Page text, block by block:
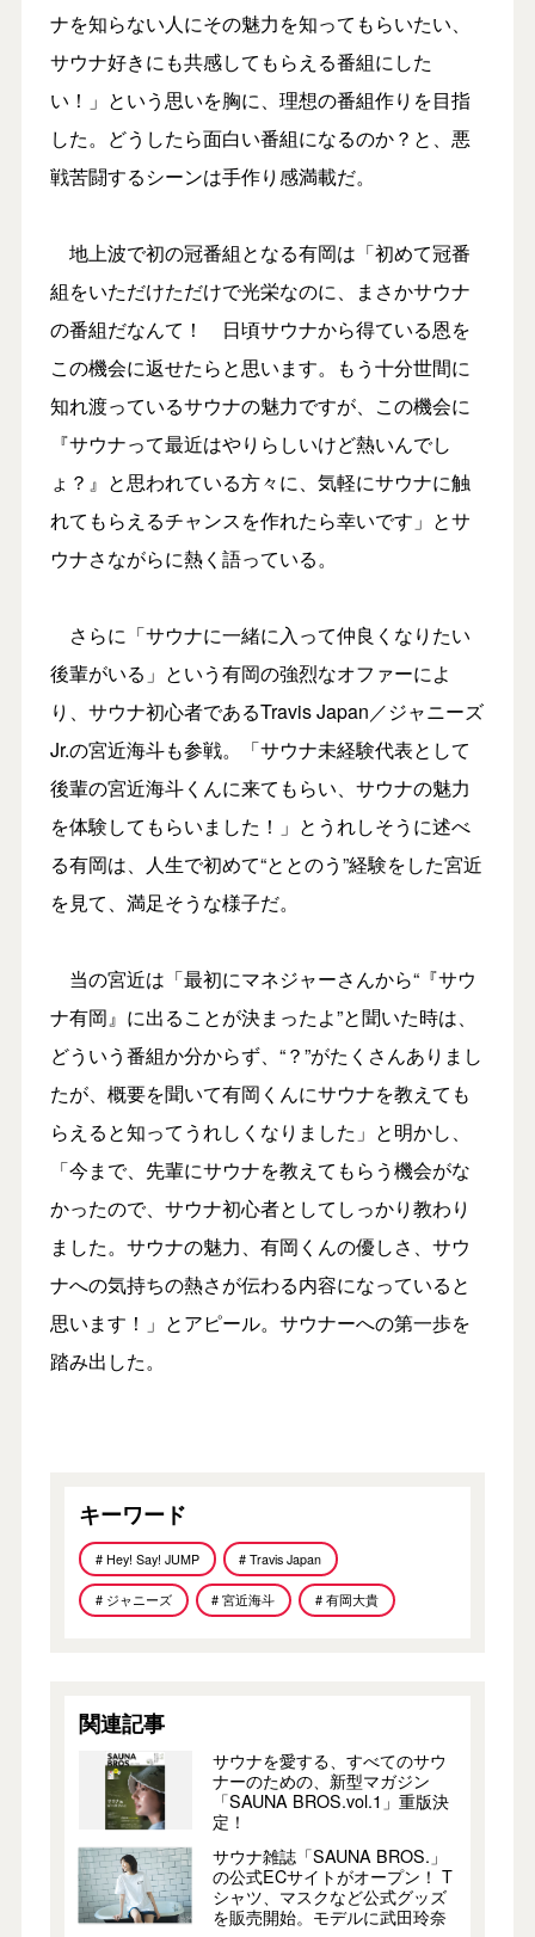
ナを知らない人にその魅力を知ってもらいたい、
サウナ好きにも共感してもらえる番組にした
い！」という思いを胸に、理想の番組作りを目指
した。どうしたら面白い番組になるのか？と、悪
戦苦闘するシーンは手作り感満載だ。
地上波で初の冠番組となる有岡は「初めて冠番
組をいただけただけで光栄なのに、まさかサウナ
の番組だなんて！ 日頃サウナから得ている恩を
この機会に返せたらと思います。もう十分世間に
知れ渡っているサウナの魅力ですが、この機会に
『サウナって最近はやりらしいけど熱いんでし
ょ？』と思われている方々に、気軽にサウナに触
れてもらえるチャンスを作れたら幸いです」とサ
ウナさながらに熱く語っている。
さらに「サウナに一緒に入って仲良くなりたい
後輩がいる」という有岡の強烈なオファーによ
り、サウナ初心者であるTravis Japan／ジャニーズ
Jr.の宮近海斗も参戦。「サウナ未経験代表として
後輩の宮近海斗くんに来てもらい、サウナの魅力
を体験してもらいました！」とうれしそうに述べ
る有岡は、人生で初めて“ととのう”経験をした宮近
を見て、満足そうな様子だ。
当の宮近は「最初にマネジャーさんから“『サウ
ナ有岡』に出ることが決まったよ”と聞いた時は、
どういう番組か分からず、“？”がたくさんありまし
たが、概要を聞いて有岡くんにサウナを教えても
らえると知ってうれしくなりました」と明かし、
「今まで、先輩にサウナを教えてもらう機会がな
かったので、サウナ初心者としてしっかり教わり
ました。サウナの魅力、有岡くんの優しさ、サウ
ナへの気持ちの熱さが伝わる内容になっていると
思います！」とアピール。サウナーへの第一歩を
踏み出した。
キーワード
# Hey! Say! JUMP # Travis Japan
# ジャニーズ # 宮近海斗 # 有岡大貴
関連記事
サウナを愛する、すべてのサウ
ナーのための、新型マガジン
「SAUNA BROS.vol.1」重版決
定！
サウナ雑誌「SAUNA BROS.」
の公式ECサイトがオープン！ T
シャツ、マスクなど公式グッズ
を販売開始。モデルに武田玲奈